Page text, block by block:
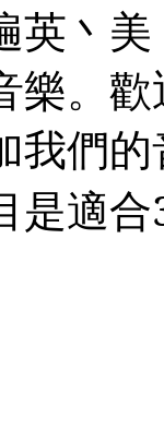
英丶
樂。
我們
是適合